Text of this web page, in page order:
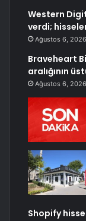
Western
verdi;
Ağustos 6, 2026
Braveheart
aralığının
Ağustos 6, 2026
Shopify